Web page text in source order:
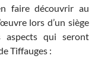
faire découvrir au
lors d’un siège
aspects qui seront
Tiffauges :